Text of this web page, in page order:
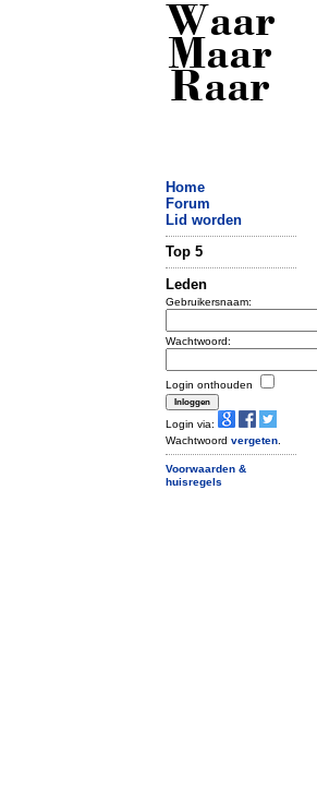
Waar
Maar
Raar
Home
Forum
Lid worden
Top 5
Leden
Gebruikersnaam:
Wachtwoord:
Login onthouden
Login via:
Wachtwoord vergeten
Voorwaarden &
huisregels